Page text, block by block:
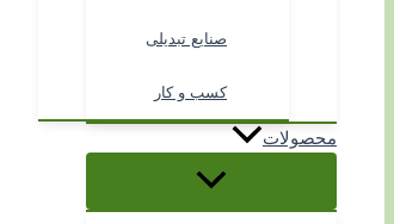
صنایع تبدیلی
کسب و کار
محصولات